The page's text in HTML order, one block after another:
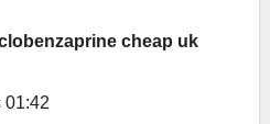
cheap uk
01:42